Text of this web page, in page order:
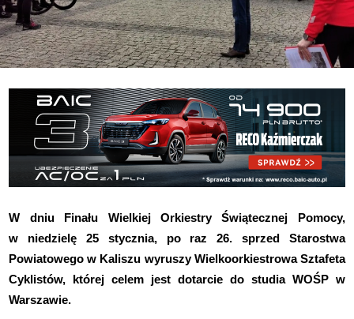
W dniu Finału Wielkiej Orkiestry Świątecznej Pomocy,
w niedzielę 25 stycznia, po raz 26. sprzed Starostwa
Powiatowego w Kaliszu wyruszy Wielkoorkiestrowa Sztafeta
Cyklistów, której celem jest dotarcie do studia WOŚP w
Warszawie.